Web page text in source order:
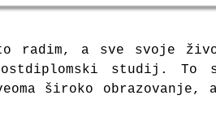
radim, a sve svoje
studij. To
široko obrazovanje,